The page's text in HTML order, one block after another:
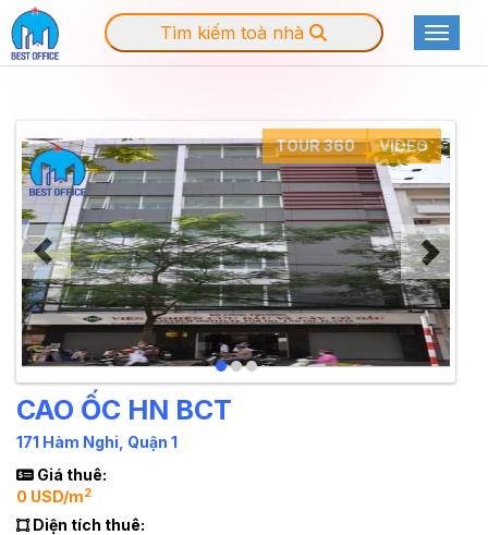
Tìm kiếm toà nhà
TOUR 360 VIDEO
CAO ỐC HN BCT
171 Hàm Nghi, Quận 1
Giá thuê:
0 USD/m2
Diện tích thuê: